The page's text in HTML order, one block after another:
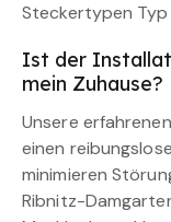
Steckertypen Typ
Ist der
mein Zuhause?
Unsere
einen
minimieren
Ribnitz-